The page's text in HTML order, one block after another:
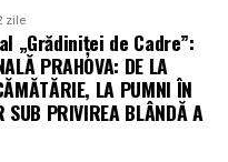
zile
„Grădiniței de Cadre”:
PRAHOVA: DE LA
LA PUMNI ÎN
SUB PRIVIREA BLÂNDĂ A